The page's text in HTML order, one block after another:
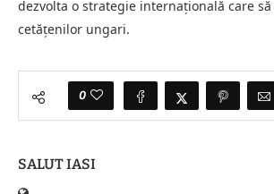
dezvolta o strategie internațională care
cetățenilor ungari.
0
SALUT IASI